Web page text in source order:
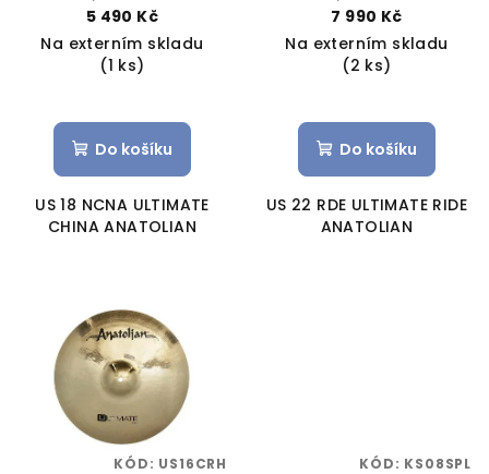
5 490 Kč
Na externím skladu
(1 ks)
Do košíku
US 18 NCNA ULTIMATE
CHINA ANATOLIAN
7 990 Kč
Na externím skladu
(2 ks)
Do košíku
US 22 RDE ULTIMATE RIDE
ANATOLIAN
KÓD: US16CRH KÓD: KS08SPL